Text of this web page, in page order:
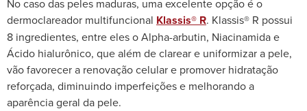
No caso das peles maduras, uma excelente opção é o
dermoclareador multifuncional Klassis® R. Klassis® R possui
8 ingredientes, entre eles o Alpha-arbutin, Niacinamida e
Ácido hialurônico, que além de clarear e uniformizar a pele,
vão favorecer a renovação celular e promover hidratação
reforçada, diminuindo imperfeições e melhorando a
aparência geral da pele.